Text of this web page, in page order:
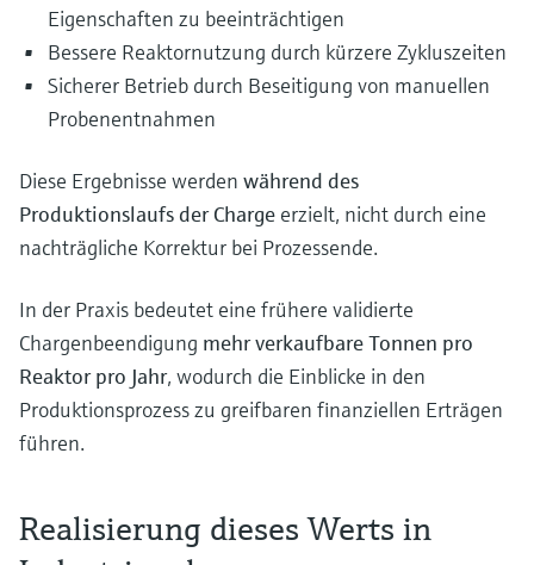
Eigenschaften zu beeinträchtigen
Bessere Reaktornutzung durch kürzere Zykluszeiten
Sicherer Betrieb durch Beseitigung von manuellen
Probenentnahmen
Diese Ergebnisse werden während des
Produktionslaufs der Charge erzielt, nicht durch eine
nachträgliche Korrektur bei Prozessende.
In der Praxis bedeutet eine frühere validierte
Chargenbeendigung mehr verkaufbare Tonnen pro
Reaktor pro Jahr, wodurch die Einblicke in den
Produktionsprozess zu greifbaren finanziellen Erträgen
führen.
Realisierung dieses Werts in